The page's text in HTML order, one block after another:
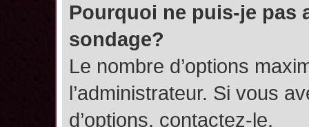
Pourquoi ne puis-je pas
sondage?
Le nombre d’options
l’administrateur. Si vous
d’options, contactez-le.